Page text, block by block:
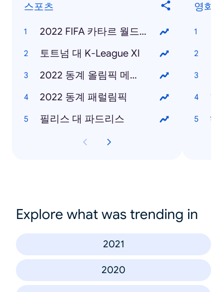
스포츠
2022 FIFA 카타르 월드컵
토트넘 대 K-League XI
2022 동계 올림픽 메달 현황
2022 동계 패럴림픽
필리스 대 파드리스
영화
한
헤
Explore what was trending in
2021
2020